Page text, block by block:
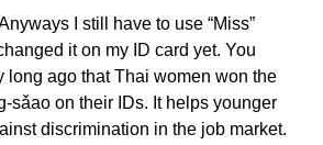
I still have to use “Miss”
it on my ID card yet. You
long ago that Thai women won the
sǎao on their IDs. It helps younger
discrimination in the job market.